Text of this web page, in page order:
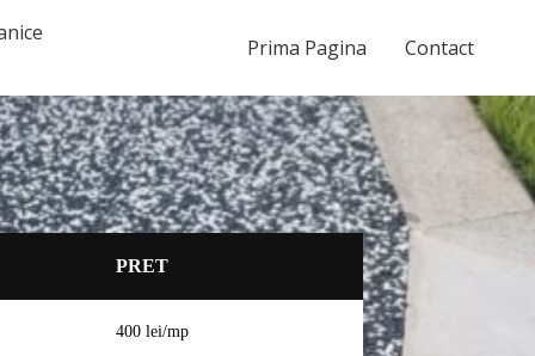
Prima Pagina Contact
PRET
400 lei/mp